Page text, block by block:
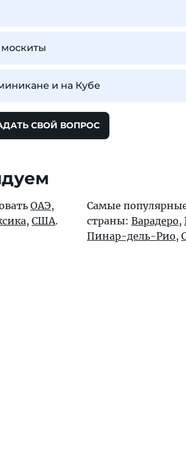
и на Кубе
СВОЙ ВОПРОС
ОАЭ,
, США.
Самые
страны: Варадеро,
Пинар-дель-Рио,